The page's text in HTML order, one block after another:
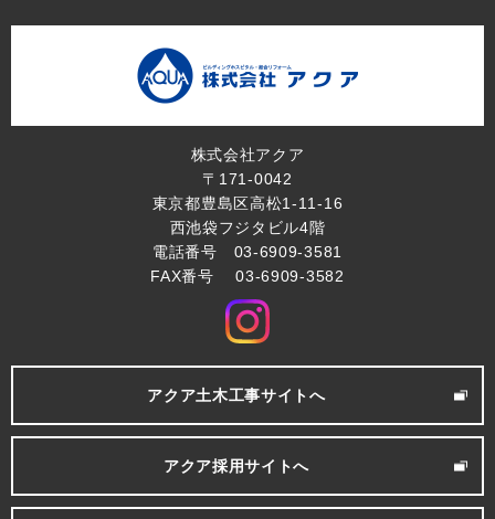
株式会社アクア
〒171-0042
東京都豊島区高松1-11-16
西池袋フジタビル4階
電話番号 03-6909-3581
FAX番号 03-6909-3582
アクア土木工事サイトへ
アクア採用サイトへ